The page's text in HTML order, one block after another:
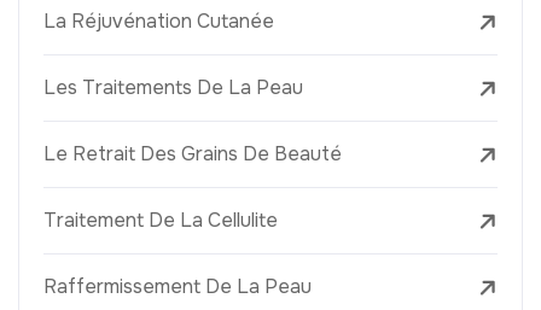
La Réjuvénation Cutanée
Les Traitements De La Peau
Le Retrait Des Grains De Beauté
Traitement De La Cellulite
Raffermissement De La Peau